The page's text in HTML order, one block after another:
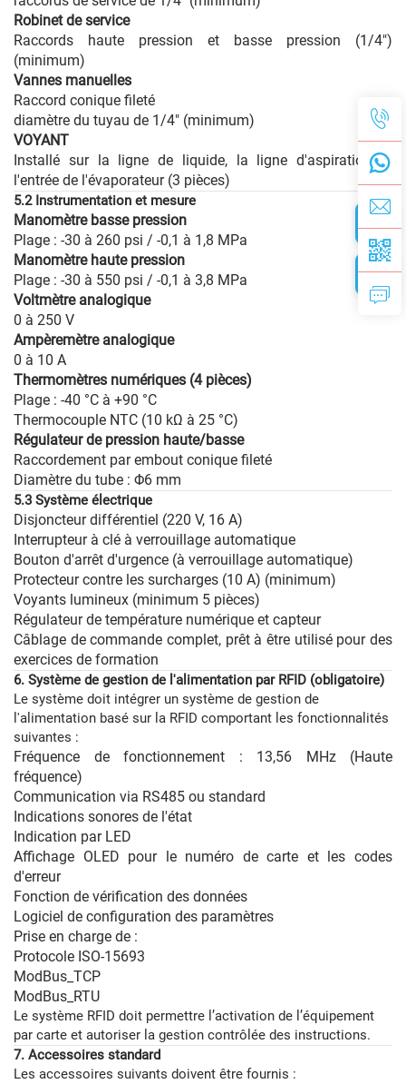
Robinet de service
Raccords haute pression et basse pression (1/4")
(minimum)
Vannes manuelles
Raccord conique fileté
diamètre du tuyau de 1/4" (minimum)
VOYANT
Installé sur la ligne de liquide, la ligne d'aspiration et
l'entrée de l'évaporateur (3 pièces)
5.2 Instrumentation et mesure
Manomètre basse pression
Plage : -30 à 260 psi / -0,1 à 1,8 MPa
Manomètre haute pression
Plage : -30 à 550 psi / -0,1 à 3,8 MPa
Voltmètre analogique
0 à 250 V
Ampèremètre analogique
0 à 10 A
Thermomètres numériques (4 pièces)
Plage : -40 °C à +90 °C
Thermocouple NTC (10 kΩ à 25 °C)
Régulateur de pression haute/basse
Raccordement par embout conique fileté
Diamètre du tube : Φ6 mm
5.3 Système électrique
Disjoncteur différentiel (220 V, 16 A)
Interrupteur à clé à verrouillage automatique
Bouton d'arrêt d'urgence (à verrouillage automatique)
Protecteur contre les surcharges (10 A) (minimum)
Voyants lumineux (minimum 5 pièces)
Régulateur de température numérique et capteur
Câblage de commande complet, prêt à être utilisé pour des
exercices de formation
6. Système de gestion de l'alimentation par RFID (obligatoire)
Le système doit intégrer un système de gestion de
l'alimentation basé sur la RFID comportant les fonctionnalités
suivantes :
Fréquence de fonctionnement : 13,56 MHz (Haute
fréquence)
Communication via RS485 ou standard
Indications sonores de l'état
Indication par LED
Affichage OLED pour le numéro de carte et les codes
d'erreur
Fonction de vérification des données
Logiciel de configuration des paramètres
Prise en charge de :
Protocole ISO-15693
ModBus_TCP
ModBus_RTU
Le système RFID doit permettre l’activation de l’équipement
par carte et autoriser la gestion contrôlée des instructions.
7. Accessoires standard
Les accessoires suivants doivent être fournis :